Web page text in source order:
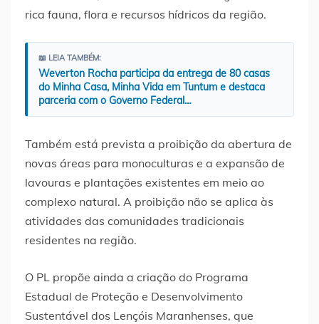
rica fauna, flora e recursos hídricos da região.
📖 LEIA TAMBÉM:
Weverton Rocha participa da entrega de 80 casas
do Minha Casa, Minha Vida em Tuntum e destaca
parceria com o Governo Federal…
Também está prevista a proibição da abertura de
novas áreas para monoculturas e a expansão de
lavouras e plantações existentes em meio ao
complexo natural. A proibição não se aplica às
atividades das comunidades tradicionais
residentes na região.
O PL propõe ainda a criação do Programa
Estadual de Proteção e Desenvolvimento
Sustentável dos Lençóis Maranhenses, que